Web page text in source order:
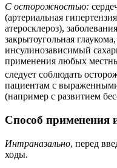
С осторожностью:
(артериальная
атеросклероз),
закрытоугольная
инсулинозависимый
применения любых
следует соблюдать
пациентам с
(например с развитием
Способ применения
Интраназально, перед
ходы.